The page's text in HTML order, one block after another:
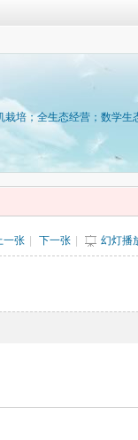
培；全生态经营；数学生
一张 下一张 幻灯播